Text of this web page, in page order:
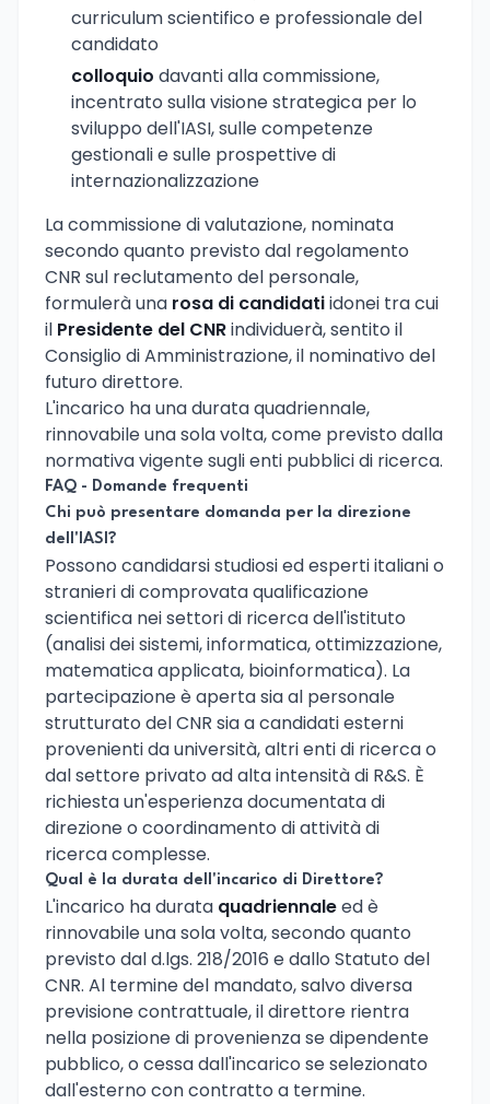
curriculum scientifico e professionale del
candidato
colloquio davanti alla commissione,
incentrato sulla visione strategica per lo
sviluppo dell'IASI, sulle competenze
gestionali e sulle prospettive di
internazionalizzazione
La commissione di valutazione, nominata
secondo quanto previsto dal regolamento
CNR sul reclutamento del personale,
formulerà una rosa di candidatiidonei tra cui
il Presidente del CNRindividuerà, sentito il
Consiglio di Amministrazione, il nominativo del
futuro direttore.
L'incarico ha una durata quadriennale,
rinnovabile una sola volta, come previsto dalla
normativa vigente sugli enti pubblici di ricerca.
FAQ - Domande frequenti
Chi può presentare domanda per la direzione
dell'IASI?
Possono candidarsi studiosi ed esperti italiani o
stranieri di comprovata qualificazione
scientifica nei settori di ricerca dell'istituto
(analisi dei sistemi, informatica, ottimizzazione,
matematica applicata, bioinformatica). La
partecipazione è aperta sia al personale
strutturato del CNR sia a candidati esterni
provenienti da università, altri enti di ricerca o
dal settore privato ad alta intensità di R&S. È
richiesta un'esperienza documentata di
direzione o coordinamento di attività di
ricerca complesse.
Qual è la durata dell'incarico di Direttore?
L'incarico ha durata quadriennaleed è
rinnovabile una sola volta, secondo quanto
previsto dal d.lgs. 218/2016 e dallo Statuto del
CNR. Al termine del mandato, salvo diversa
previsione contrattuale, il direttore rientra
nella posizione di provenienza se dipendente
pubblico, o cessa dall'incarico se selezionato
dall'esterno con contratto a termine.